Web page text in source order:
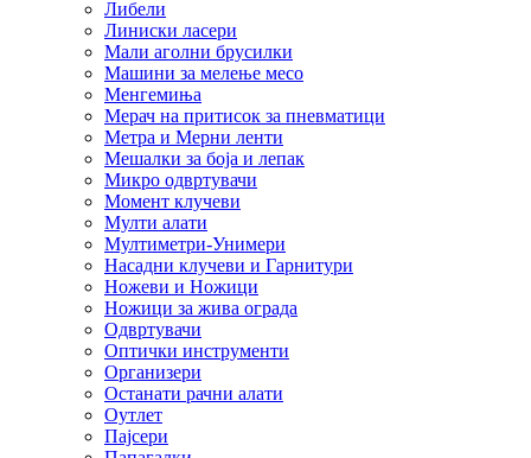
Либели
Линиски ласери
Мали аголни брусилки
Машини за мелење месо
Менгемиња
Мерач на притисок за пневматици
Метра и Мерни ленти
Мешалки за боја и лепак
Микро одвртувачи
Момент клучеви
Мулти алати
Мултиметри-Унимери
Насадни клучеви и Гарнитури
Ножеви и Ножици
Ножици за жива ограда
Одвртувачи
Оптички инструменти
Организери
Останати рачни алати
Оутлет
Пајсери